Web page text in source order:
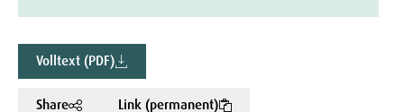
Volltext (PDF)
Share Link (permanent)